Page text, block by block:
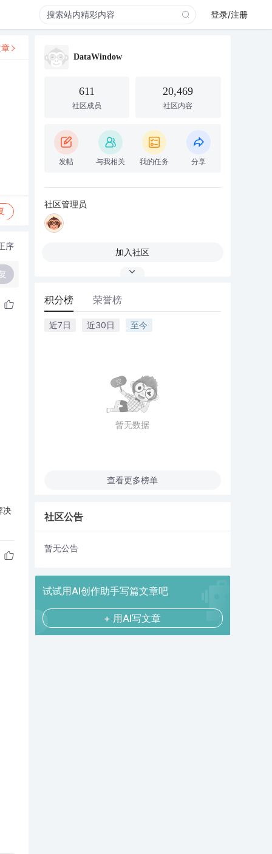
登录/注册
序
决
DataWindow
611
社区成员
20,469
社区内容
发帖 与我相关 我的任务 分享
社区管理员
加入社区
积分榜 荣誉榜
近7日 近30日 至今
暂无数据
查看更多榜单
社区公告
暂无公告
试试用AI创作助手写篇文章吧
+ 用AI写文章